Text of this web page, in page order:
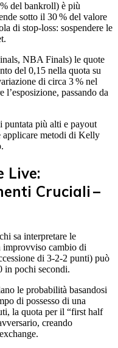
del bankroll) è più
sotto il 30 % del valore
di stop‑loss: sospendere le
NBA Finals) le quote
del 0,15 nella quota su
di circa 3 % nel
passando da
più alti e payout
applicare metodi di Kelly
Live:
Cruciali –
sa interpretare le
cambio di
di 3‑2‑2 punti) può
in pochi secondi.
le probabilità basandosi
di possesso di una
la quota per il “first half
creando